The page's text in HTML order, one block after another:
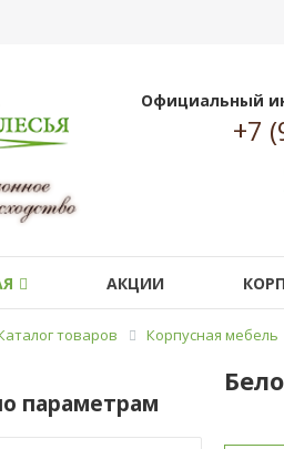
Официальный
+7
АКЦИИ
товаров Корпусная мебель
параметрам